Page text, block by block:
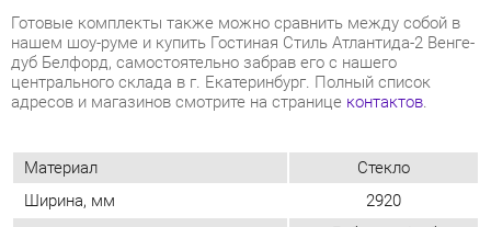
Материал Стекло
Ширина, мм 2920
Цвет
Дуб венге/дуб
Глубина, мм
450
Высота, мм
2016
Вес упаковок, кг
197